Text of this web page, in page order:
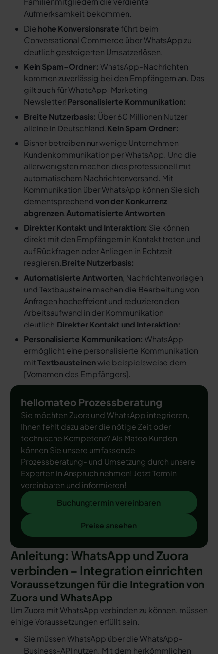
Aufmerksamkeit bekommen.
Die hohe Konversionsrate führt beim
Conversational Commerce über WhatsApp zu
deutlich gesteigerten Umsatzerlösen.
Kein Spam-Ordner: WhatsApp-Nachrichten
kommen zuverlässig bei den Empfängern an. Das
gilt auch für WhatsApp-Marketing-
Newsletter!Personalisierte Kommunikation:
Breite Nutzerbasis: Über 60 Millionen Nutzer
alleine in Deutschland.Kein Spam Ordner:
Bisher betreiben nur wenige Unternehmen
Kundenkommunikation per WhatsApp. Und die
allerwenigsten machen dies professionell mit
automatischem Nachrichtenversand. Mit
Kommunikation über WhatsApp können Sie sich
dementsprechendvon der Konkurrenz
abgrenzen.Automatisierte Antworten
Direkter Kontakt und Interaktion: Sie können
direkt mit den Empfängern in Kontakt treten und
auf Rückfragen oder Anliegen in Echtzeit
reagieren.Breite Nutzerbasis:
Automatisierte Antworten, Nachrichtenvorlagen
und Textbausteine machen die Bearbeitung von
Anfragen hocheffizient und reduzieren den
Arbeitsaufwand in der Kommunikation
deutlich.Direkter Kontakt und Interaktion:
Personalisierte Kommunikation: WhatsApp
ermöglicht eine personalisierte Kommunikation
mitTextbausteinenwie beispielsweise dem
[Vornamen des Empfängers].
hellomateo Prozessberatung
Sie möchten Zuora und WhatsApp integrieren,
Ihnen fehlt dazu aber die nötige Zeit oder
technische Kompetenz? Als Mateo Kunden
können Sie unsere umfassende
Prozessberatung- und Umsetzung durch unsere
Experten in Anspruch nehmen! Jetzt Termin
vereinbaren und informieren!
Buchungtermin vereinbaren
Buchungtermin vereinbaren
Preise ansehen
Preise ansehen
Anleitung: WhatsApp und Zuora
verbinden – Integration einrichten
Voraussetzungen für die Integration von
Zuora und WhatsApp
Um Zuora mit WhatsApp verbinden zu können, müssen
einige Voraussetzungen erfüllt sein.
Sie müssen WhatsApp über die WhatsApp-
Business-API nutzen. Mit dem herkömmlichen